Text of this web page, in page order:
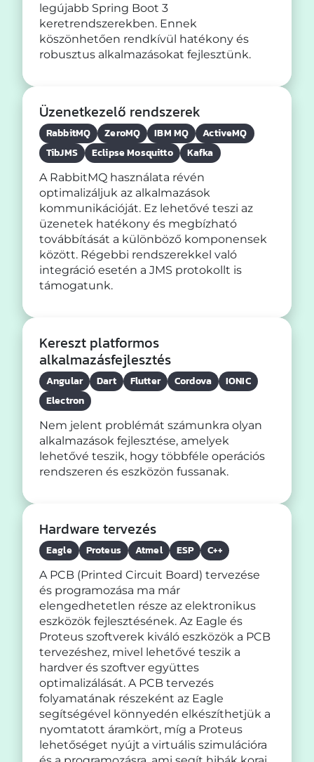
legújabb Spring Boot 3
keretrendszerekben. Ennek
köszönhetően rendkívül hatékony és
robusztus alkalmazásokat fejlesztünk.
Üzenetkezelő rendszerek
RabbitMQ ZeroMQ IBM MQ
ActiveMQ
TibJMS
Eclipse Mosquitto Kafka
A RabbitMQ használata révén
optimalizáljuk az alkalmazások
kommunikációját. Ez lehetővé teszi az
üzenetek hatékony és megbízható
továbbítását a különböző komponensek
között. Régebbi rendszerekkel való
integráció esetén a JMS protokollt is
támogatunk.
Kereszt platformos
alkalmazásfejlesztés
Angular Dart Flutter Cordova
IONIC
Electron
Nem jelent problémát számunkra olyan
alkalmazások fejlesztése, amelyek
lehetővé teszik, hogy többféle operációs
rendszeren és eszközön fussanak.
Hardware tervezés
Eagle Proteus Atmel ESP C++
A PCB (Printed Circuit Board) tervezése
és programozása ma már
elengedhetetlen része az elektronikus
eszközök fejlesztésének. Az Eagle és
Proteus szoftverek kiváló eszközök a PCB
tervezéshez, mivel lehetővé teszik a
hardver és szoftver együttes
optimalizálását. A PCB tervezés
folyamatának részeként az Eagle
segítségével könnyedén elkészíthetjük a
nyomtatott áramkört, míg a Proteus
lehetőséget nyújt a virtuális szimulációra